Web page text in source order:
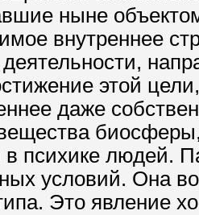
ныне
внутреннее
этой
даже
психике людей.
условий. Она
Это явление